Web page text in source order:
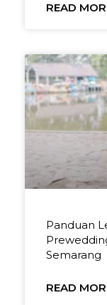
READ
Panduan
Semarang
READ